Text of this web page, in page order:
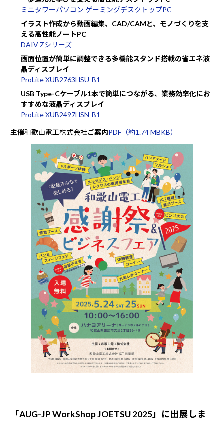
ミニタワーパソコン ゲーミングデスクトップPC
イラスト作成から動画編集、CAD/CAMと、モノづくりを支
える高性能ノートPC
DAIV Zシリーズ
画面位置が簡単に調整できる多機能スタンド搭載の省エネ液
晶ディスプレイ
ProLite XUB2763HSU-B1
USB Type-Cケーブル1本で簡単につながる、業務効率化にお
すすめな液晶ディスプレイ
ProLite XUB2497HSN-B1
主催和歌山電工株式会社ご案内PDF（約1.74 MBKB）
「AUG-JP WorkShop JOETSU 2025」に出展しま